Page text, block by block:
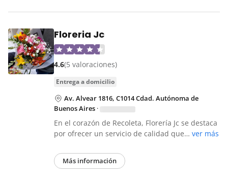
Floreria Jc
4.6(5 valoraciones)
entrega a domicilio
Av. Alvear 1816, C1014 Cdad. Autónoma de
Buenos Aires ·
En el corazón de Recoleta, Florería Jc se destaca
por ofrecer un servicio de calidad que… ver más
Más información